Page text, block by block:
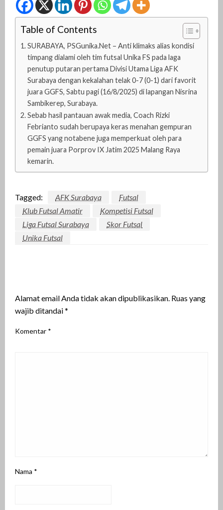
Table of Contents
SURABAYA, PSGunika.Net – Anti klimaks alias kondisi
timpang dialami oleh tim futsal Unika FS pada laga
penutup putaran pertama Divisi Utama Liga AFK
Surabaya dengan kekalahan telak 0-7 (0-1) dari favorit
juara GGFS, Sabtu pagi (16/8/2025) di lapangan Nisrina
Sambikerep, Surabaya.
Sebab hasil pantauan awak media, Coach Rizki
Febrianto sudah berupaya keras menahan gempuran
GGFS yang notabene juga memperkuat oleh para
pemain juara Porprov IX Jatim 2025 Malang Raya
kemarin.
Tagged: AFK Surabaya
Futsal
Klub Futsal Amatir
Kompetisi Futsal
Liga Futsal Surabaya
Skor Futsal
Unika Futsal
Alamat email Anda tidak akan dipublikasikan. Ruas yang
wajib ditandai*
Komentar *
Nama *